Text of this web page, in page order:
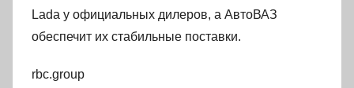
Lada у официальных дилеров, а АвтоВАЗ
обеспечит их стабильные поставки.
rbc.group